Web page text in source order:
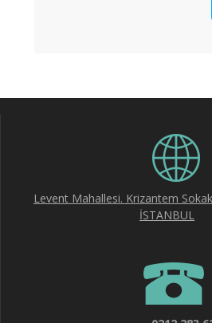
Levent Mahallesi. Krizantem
İSTANBUL